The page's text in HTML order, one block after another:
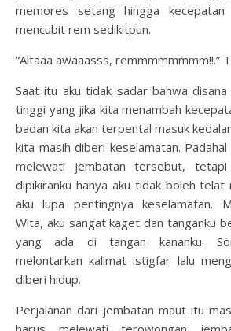
memores setang hingga
mencubit rem sedikitpun.
“Altaaa awaaasss, remmmmmmmm!!.”
Saat itu aku tidak sadar bahwa
tinggi yang jika kita menambah
badan kita akan terpental masuk
kita masih diberi keselamatan.
melewati jembatan tersebut,
dipikiranku hanya aku tidak boleh telat
aku lupa pentingnya keselamatan.
Wita, aku sangat kaget dan tanganku
yang ada di tangan kananku.
melontarkan kalimat istigfar lalu
diberi hidup.
Perjalanan dari jembatan maut itu